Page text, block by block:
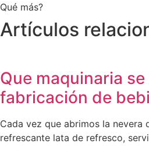
Qué más?
Artículos
Que maquinaria
fabricación de
Cada vez que abrimos la nevera
refrescante lata de refresco,